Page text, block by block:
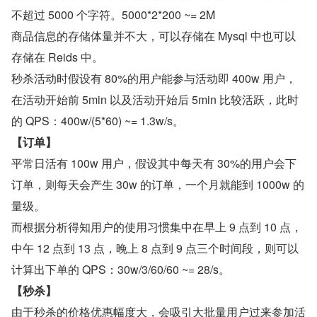
不超过 5000 个字符。5000*2*200 ~= 2M
商品信息的存储体量并不大，可以存储在 Mysql 中也可以
存储在 Reids 中。
秒杀活动时假设有 80%的用户能参与活动即 400w 用户，
在活动开始前 5min 以及活动开始后 5min 比较活跃，此时
的 QPS：400w/(5*60) ~= 1.3w/s。
【订单】
平常日活有 100w 用户，假设其中每天有 30%的用户会下
订单，则每天会产生 30w 的订单，一个月就能到 1000w 的
量级。
而根据分析得知用户的使用习惯集中在早上 9 点到 10 点，
中午 12 点到 13 点，晚上 8 点到 9 点三个时间段，则可以
计算出下单的 QPS：30w/3/60/60 ~= 28/s。
【秒杀】
由于秒杀的价格优惠幅度大，会吸引大批量用户过来参加活